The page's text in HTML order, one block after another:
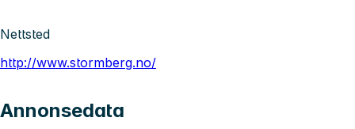
Nettsted
http://www.stormberg.no/
Annonsedata